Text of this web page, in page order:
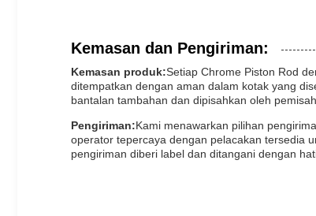
Kemasan dan Pengiriman:
Kemasan produk:Setiap Chrome Piston Rod
ditempatkan dengan aman dalam kotak yang
bantalan tambahan dan dipisahkan oleh
Pengiriman:Kami menawarkan pilihan
operator tepercaya dengan pelacakan tersedia
pengiriman diberi label dan ditangani dengan